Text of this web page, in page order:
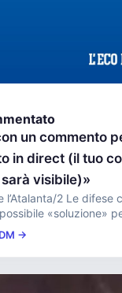
un commento
in direct (il tuo
visibile)»
l’Atalanta/2 Le difese
«soluzione»
→